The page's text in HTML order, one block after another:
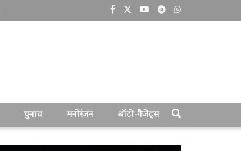
चुनाव मनोरंजन ऑटो-गैजेट्स